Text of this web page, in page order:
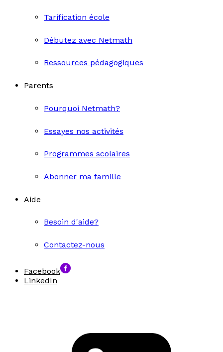
Tarification école
Débutez avec Netmath
Ressources pédagogiques
Parents
Pourquoi Netmath?
Essayes nos activités
Programmes scolaires
Abonner ma famille
Aide
Besoin d'aide?
Contactez-nous
Facebook
LinkedIn